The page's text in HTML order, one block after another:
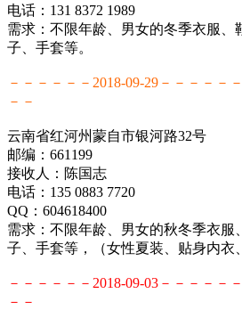
电话：131 8372 1989
需求：不限年龄、男女的冬季衣服、
子、手套等。
－－－－－－2018-09-29－－－－－
－－
云南省红河州蒙自市银河路32号
邮编：661199
接收人：陈国志
电话：135 0883 7720
QQ：604618400
需求：不限年龄、男女的秋冬季衣服
子、手套等，（女性夏装、贴身内衣
－－－－－－2018-09-03－－－－－
－－